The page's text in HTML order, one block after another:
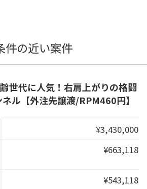
件の近い案件
世代に人気！右肩上がりの格闘
ル【外注先譲渡/RPM460円】
¥3,430,000
¥663,118
¥543,118